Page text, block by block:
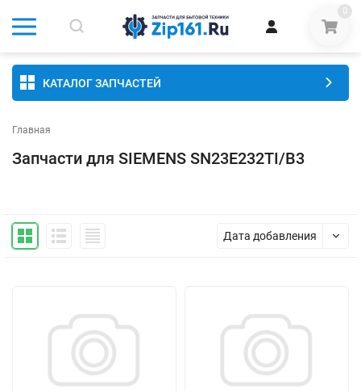
0
КАТАЛОГ ЗАПЧАСТЕЙ
Главная
Запчасти для SIEMENS SN23E232TI/B3
Дата добавления